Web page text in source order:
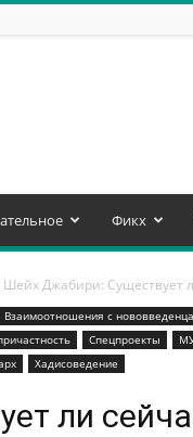
Фикх
Шейх Джабири: Существует
Взаимоотношения с
Спецпроекты
Хадисоведение
ли